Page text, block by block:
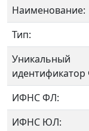
Наименование:
Тип:
Уникальный
ИФНС ФЛ:
ИФНС ЮЛ: